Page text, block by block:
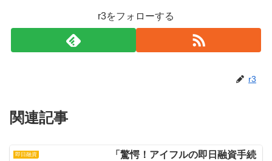
r3をフォローする
r3
関連記事
即日融資
「驚愕！アイフルの即日融資手続